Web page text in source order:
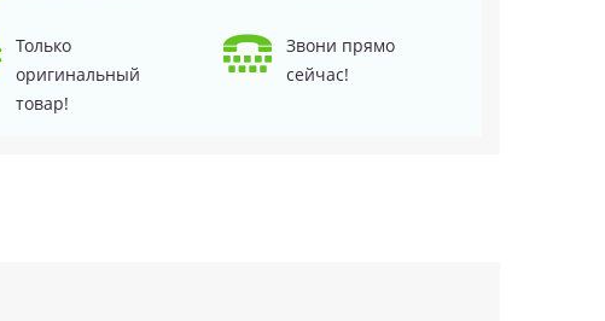
Только
оригинальный
товар!
Звони прямо
сейчас!